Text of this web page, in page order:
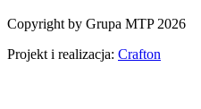
Copyright by Grupa MTP 2026
Projekt i realizacja: Crafton